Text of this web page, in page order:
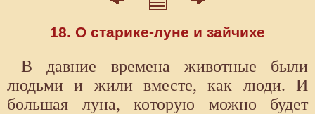
18. О старике-луне и зайчихе
В давние времена животные были
людьми и жили вместе, как люди. И
большая луна, которую можно будет